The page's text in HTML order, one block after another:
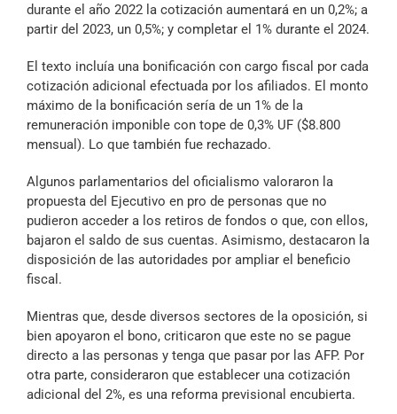
durante el año 2022 la cotización aumentará en un 0,2%; a
partir del 2023, un 0,5%; y completar el 1% durante el 2024.
El texto incluía una bonificación con cargo fiscal por cada
cotización adicional efectuada por los afiliados. El monto
máximo de la bonificación sería de un 1% de la
remuneración imponible con tope de 0,3% UF ($8.800
mensual). Lo que también fue rechazado.
Algunos parlamentarios del oficialismo valoraron la
propuesta del Ejecutivo en pro de personas que no
pudieron acceder a los retiros de fondos o que, con ellos,
bajaron el saldo de sus cuentas. Asimismo, destacaron la
disposición de las autoridades por ampliar el beneficio
fiscal.
Mientras que, desde diversos sectores de la oposición, si
bien apoyaron el bono, criticaron que este no se pague
directo a las personas y tenga que pasar por las AFP. Por
otra parte, consideraron que establecer una cotización
adicional del 2%, es una reforma previsional encubierta.